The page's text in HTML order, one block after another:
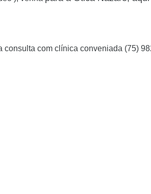
consulta com clínica conveniada (75)